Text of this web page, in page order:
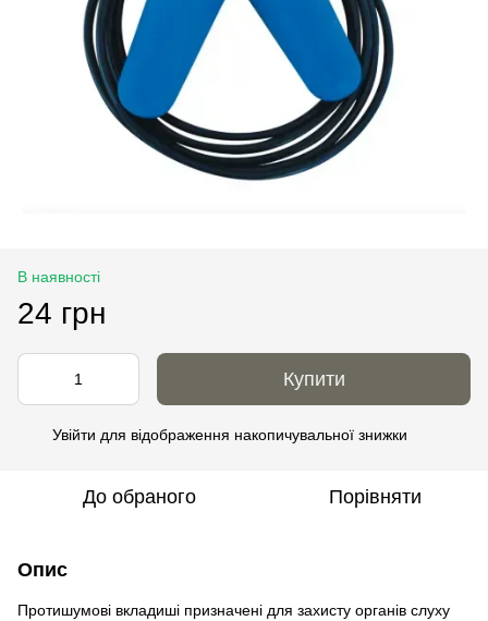
В наявності
24 грн
Купити
Увійти для відображення накопичувальної знижки
До обраного Порівняти
Опис
Протишумові вкладиші призначені для захисту органів слуху